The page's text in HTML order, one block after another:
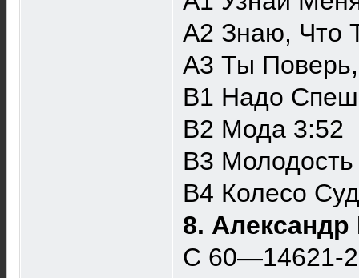
A2 Знаю, Что
A3 Ты
B1 Надо
B2 Мода 3:52
B3
B4 Колесо
8. Александр
С 60—14621-